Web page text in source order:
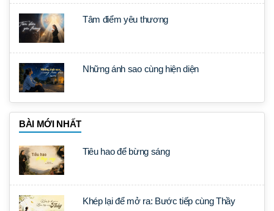
Tâm điểm yêu thương
Những ánh sao cùng hiện diện
BÀI MỚI NHẤT
Tiêu hao để bừng sáng
Khép lại để mở ra: Bước tiếp cùng Thầy